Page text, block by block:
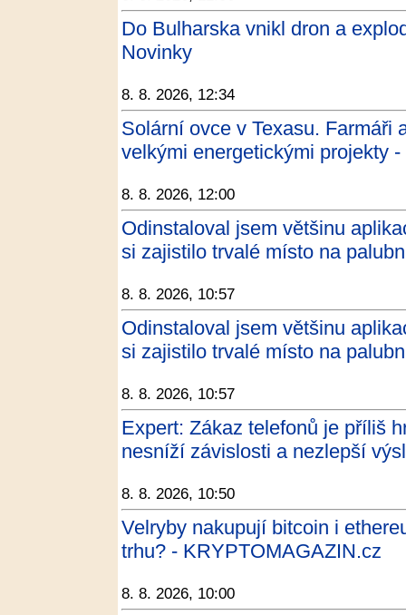
Do Bulharska vnikl dron a
Novinky
8. 8. 2026, 12:34
Solární ovce v Texasu. Farmáři
velkými energetickými projekty
8. 8. 2026, 12:00
Odinstaloval jsem většinu
si zajistilo trvalé místo na
8. 8. 2026, 10:57
Odinstaloval jsem většinu
si zajistilo trvalé místo na
8. 8. 2026, 10:57
Expert: Zákaz telefonů je příliš
nesníží závislosti a nezlepší
8. 8. 2026, 10:50
Velryby nakupují bitcoin i
trhu? - KRYPTOMAGAZIN.cz
8. 8. 2026, 10:00